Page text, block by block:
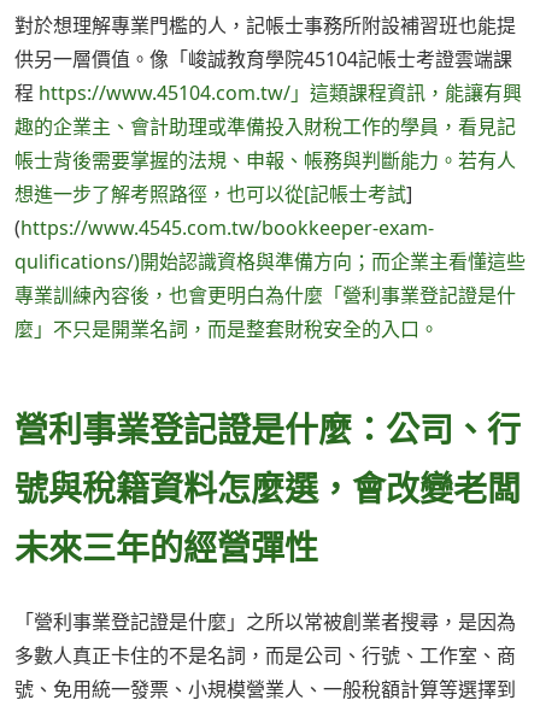
對於想理解專業門檻的人，記帳士事務所附設補習班也能提
供另一層價值。像「峻誠教育學院45104記帳士考證雲端課
程 https://www.45104.com.tw/」這類課程資訊，能讓有興
趣的企業主、會計助理或準備投入財稅工作的學員，看見記
帳士背後需要掌握的法規、申報、帳務與判斷能力。若有人
想進一步了解考照路徑，也可以從[記帳士考試]
(https://www.4545.com.tw/bookkeeper-exam-
qulifications/)開始認識資格與準備方向；而企業主看懂這些
專業訓練內容後，也會更明白為什麼「營利事業登記證是什
麼」不只是開業名詞，而是整套財稅安全的入口。
營利事業登記證是什麼：公司、行
號與稅籍資料怎麼選，會改變老闆
未來三年的經營彈性
「營利事業登記證是什麼」之所以常被創業者搜尋，是因為
多數人真正卡住的不是名詞，而是公司、行號、工作室、商
號、免用統一發票、小規模營業人、一般稅額計算等選擇到